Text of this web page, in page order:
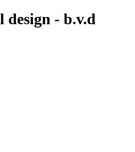
design - b.v.d